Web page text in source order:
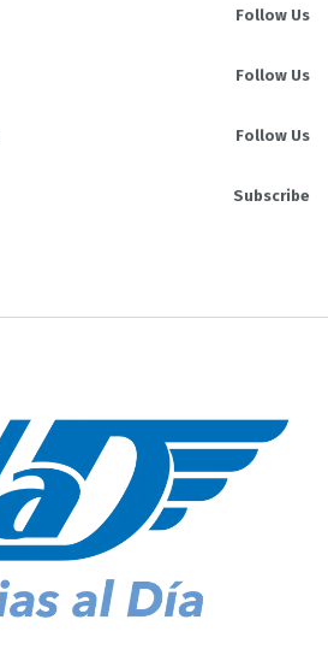
Follow Us
Follow Us
Follow Us
Subscribe